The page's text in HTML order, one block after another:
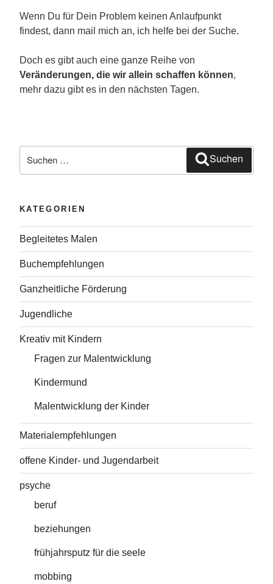
Wenn Du für Dein Problem keinen Anlaufpunkt
findest, dann mail mich an, ich helfe bei der Suche.
Doch es gibt auch eine ganze Reihe von
Veränderungen, die wir allein schaffen können,
mehr dazu gibt es in den nächsten Tagen.
Suchen
KATEGORIEN
Begleitetes Malen
Buchempfehlungen
Ganzheitliche Förderung
Jugendliche
Kreativ mit Kindern
Fragen zur Malentwicklung
Kindermund
Malentwicklung der Kinder
Materialempfehlungen
offene Kinder- und Jugendarbeit
psyche
beruf
beziehungen
frühjahrsputz für die seele
mobbing